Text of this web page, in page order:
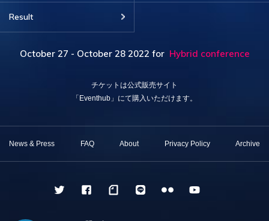
Result
October 27 - October 28 2022 for Hybrid conference
チケットは公式販売サイト
「Eventhub」にて購入いただけます。
News & Press FAQ About Privacy Policy Archive